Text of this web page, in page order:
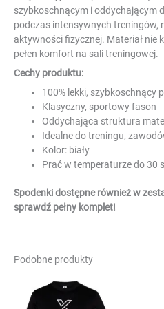
szybkoschnącym i oddychającym
podczas intensywnych treningów,
aktywności fizycznej. Materiał nie
pełen komfort na sali treningowej.
Cechy produktu:
100% lekki, szybkoschnący
Klasyczny, sportowy fason
Oddychająca struktura
Idealne do treningu,
Kolor: biały
Prać w temperaturze do 30
Spodenki dostępne również w
sprawdź pełny komplet!
Podobne produkty
produkt